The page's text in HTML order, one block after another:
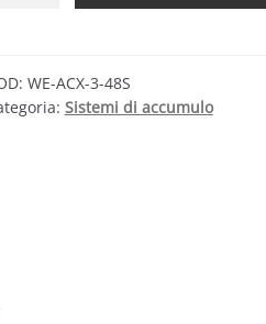
WE-ACX-3-48S
Sistemi di accumulo